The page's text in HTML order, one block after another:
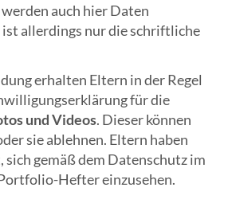
auch hier Daten
allerdings nur die schriftliche
erhalten Eltern in der Regel
für die
und Videos. Dieser können
sie ablehnen. Eltern haben
sich gemäß dem Datenschutz im
Hefter einzusehen.